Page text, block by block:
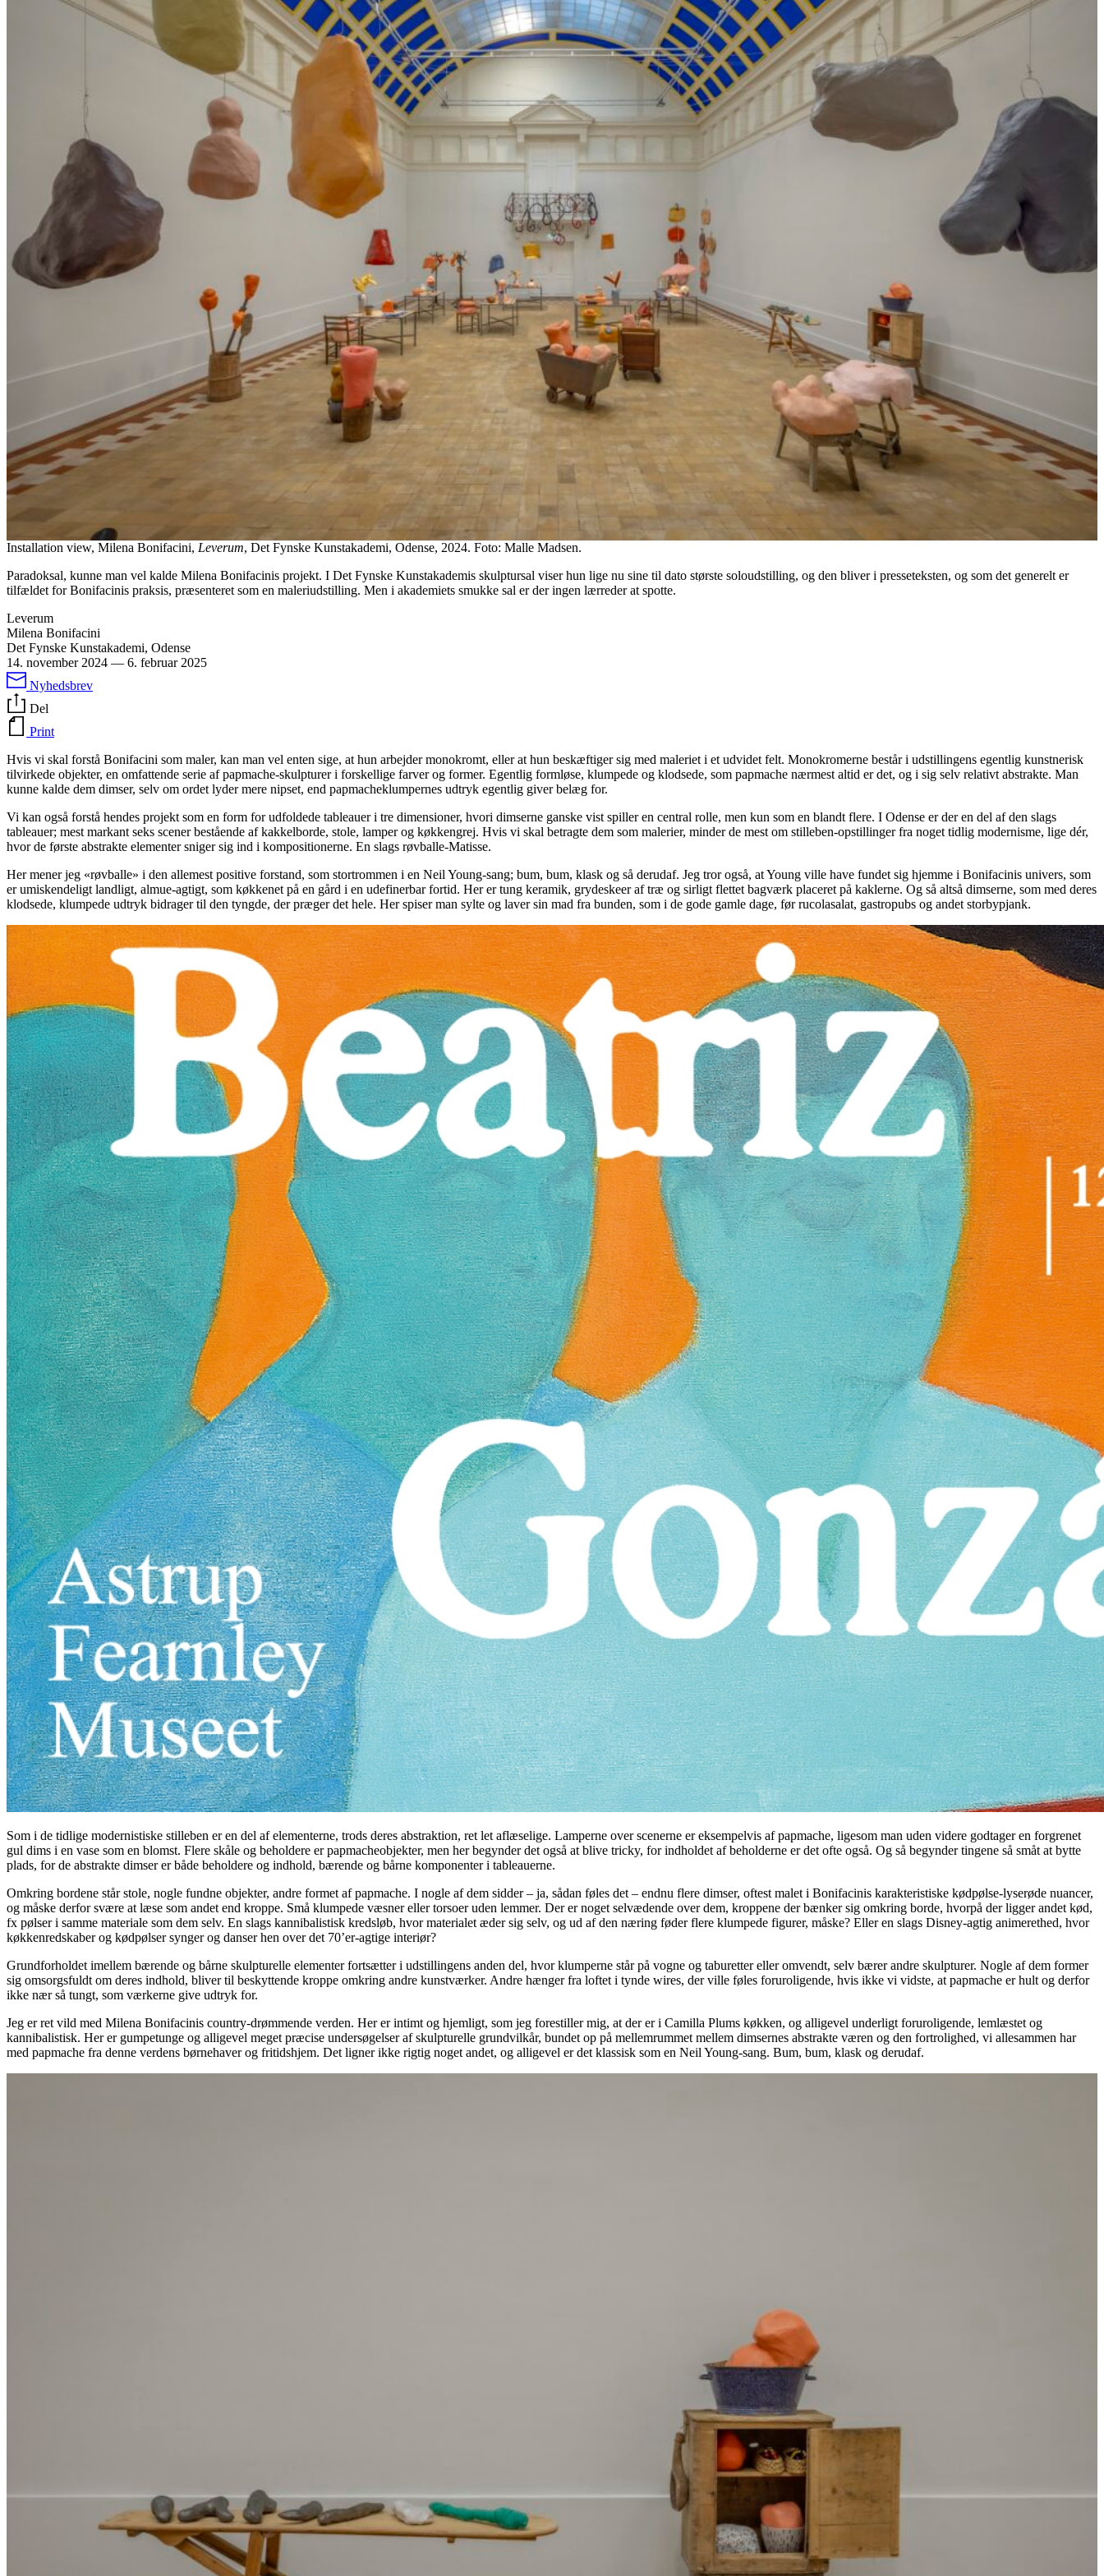
Installation view, Milena Bonifacini, Leverum, Det Fynske Kunstakademi, Odense, 2024. Foto: Malle Madsen.
Paradoksal, kunne man vel kalde Milena Bonifacinis projekt. I Det Fynske Kunstakademis skulptursal viser hun lige nu sine til dato største soloudstilling, og den bliver i presseteksten, og som det generelt er
tilfældet for Bonifacinis praksis, præsenteret som en maleriudstilling. Men i akademiets smukke sal er der ingen lærreder at spotte.
Leverum
Milena Bonifacini
Det Fynske Kunstakademi, Odense
14. november 2024 — 6. februar 2025
Nyhedsbrev
Del
Print
Hvis vi skal forstå Bonifacini som maler, kan man vel enten sige, at hun arbejder monokromt, eller at hun beskæftiger sig med maleriet i et udvidet felt. Monokromerne består i udstillingens egentlig kunstnerisk
tilvirkede objekter, en omfattende serie af papmache-skulpturer i forskellige farver og former. Egentlig formløse, klumpede og klodsede, som papmache nærmest altid er det, og i sig selv relativt abstrakte. Man
kunne kalde dem dimser, selv om ordet lyder mere nipset, end papmacheklumpernes udtryk egentlig giver belæg for.
Vi kan også forstå hendes projekt som en form for udfoldede tableauer i tre dimensioner, hvori dimserne ganske vist spiller en central rolle, men kun som en blandt flere. I Odense er der en del af den slags
tableauer; mest markant seks scener bestående af kakkelborde, stole, lamper og køkkengrej. Hvis vi skal betragte dem som malerier, minder de mest om stilleben-opstillinger fra noget tidlig modernisme, lige dér,
hvor de første abstrakte elementer sniger sig ind i kompositionerne. En slags røvballe-Matisse.
Her mener jeg «røvballe» i den allemest positive forstand, som stortrommen i en Neil Young-sang; bum, bum, klask og så derudaf. Jeg tror også, at Young ville have fundet sig hjemme i Bonifacinis univers, som
er umiskendeligt landligt, almue-agtigt, som køkkenet på en gård i en udefinerbar fortid. Her er tung keramik, grydeskeer af træ og sirligt flettet bagværk placeret på kaklerne. Og så altså dimserne, som med deres
klodsede, klumpede udtryk bidrager til den tyngde, der præger det hele. Her spiser man sylte og laver sin mad fra bunden, som i de gode gamle dage, før rucolasalat, gastropubs og andet storbypjank.
Som i de tidlige modernistiske stilleben er en del af elementerne, trods deres abstraktion, ret let aflæselige. Lamperne over scenerne er eksempelvis af papmache, ligesom man uden videre godtager en forgrenet
gul dims i en vase som en blomst. Flere skåle og beholdere er papmacheobjekter, men her begynder det også at blive tricky, for indholdet af beholderne er det ofte også. Og så begynder tingene så småt at bytte
plads, for de abstrakte dimser er både beholdere og indhold, bærende og bårne komponenter i tableauerne.
Omkring bordene står stole, nogle fundne objekter, andre formet af papmache. I nogle af dem sidder – ja, sådan føles det – endnu flere dimser, oftest malet i Bonifacinis karakteristiske kødpølse-lyserøde nuancer,
og måske derfor svære at læse som andet end kroppe. Små klumpede væsner eller torsoer uden lemmer. Der er noget selvædende over dem, kroppene der bænker sig omkring borde, hvorpå der ligger andet kød,
fx pølser i samme materiale som dem selv. En slags kannibalistisk kredsløb, hvor materialet æder sig selv, og ud af den næring føder flere klumpede figurer, måske? Eller en slags Disney-agtig animerethed, hvor
køkkenredskaber og kødpølser synger og danser hen over det 70’er-agtige interiør?
Grundforholdet imellem bærende og bårne skulpturelle elementer fortsætter i udstillingens anden del, hvor klumperne står på vogne og taburetter eller omvendt, selv bærer andre skulpturer. Nogle af dem former
sig omsorgsfuldt om deres indhold, bliver til beskyttende kroppe omkring andre kunstværker. Andre hænger fra loftet i tynde wires, der ville føles foruroligende, hvis ikke vi vidste, at papmache er hult og derfor
ikke nær så tungt, som værkerne give udtryk for.
Jeg er ret vild med Milena Bonifacinis country-drømmende verden. Her er intimt og hjemligt, som jeg forestiller mig, at der er i Camilla Plums køkken, og alligevel underligt foruroligende, lemlæstet og
kannibalistisk. Her er gumpetunge og alligevel meget præcise undersøgelser af skulpturelle grundvilkår, bundet op på mellemrummet mellem dimsernes abstrakte væren og den fortrolighed, vi allesammen har
med papmache fra denne verdens børnehaver og fritidshjem. Det ligner ikke rigtig noget andet, og alligevel er det klassisk som en Neil Young-sang. Bum, bum, klask og derudaf.